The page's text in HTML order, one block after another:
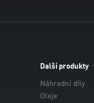
Další produkty
Náhradní díly
Oleje